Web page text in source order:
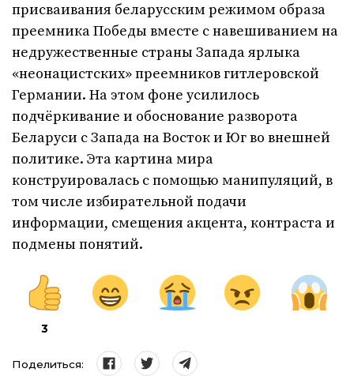
присваивания беларусским режимом образа
преемника Победы вместе с навешиванием на
недружественные страны Запада ярлыка
«неонацистских» преемников гитлеровской
Германии. На этом фоне усилилось
подчёркивание и обоснование разворота
Беларуси с Запада на Восток и Юг во внешней
политике. Эта картина мира
конструировалась с помощью манипуляций, в
том числе избирательной подачи
информации, смещения акцента, контраста и
подмены понятий.
3
Поделиться: